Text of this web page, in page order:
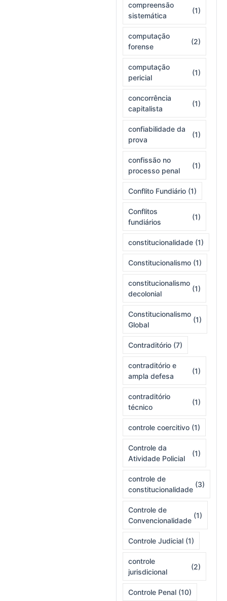
compreensão
sistemática
(1)
computação
forense
(2)
computação
pericial
(1)
concorrência
capitalista
(1)
confiabilidade da
prova
(1)
confissão no
processo penal
(1)
Conflito Fundiário (1)
Conflitos
fundiários
(1)
constitucionalidade (1)
Constitucionalismo (1)
constitucionalismo
decolonial
(1)
Constitucionalismo
Global
(1)
Contraditório (7)
contraditório e
ampla defesa
(1)
contraditório
técnico
(1)
controle coercitivo (1)
Controle da
Atividade Policial
(1)
controle de
constitucionalidade
(3)
Controle de
Convencionalidade
(1)
Controle Judicial (1)
controle
jurisdicional
(2)
Controle Penal (10)